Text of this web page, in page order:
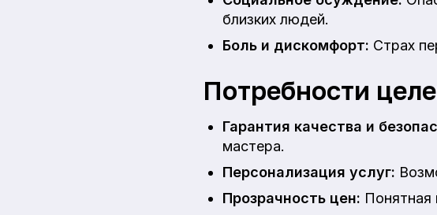
близких людей.
Боль и дискомфорт: Страх
Потребности
Гарантия качества и
мастера.
Персонализация услуг:
Прозрачность цен: Понятная